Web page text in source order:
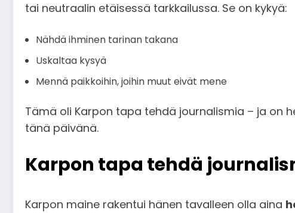
tai neutraalin etäisessä tarkkailussa. Se on kykyä:
Nähdä ihminen tarinan takana
Uskaltaa kysyä
Mennä paikkoihin, joihin muut eivät mene
Tämä oli Karpon tapa tehdä journalismia – ja on
tänä päivänä.
Karpon tapa tehdä
Karpon maine rakentui hänen tavalleen olla aina